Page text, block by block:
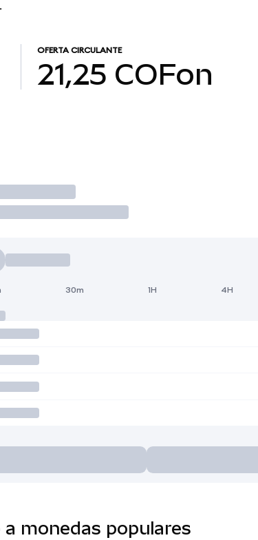
OFERTA CIRCULANTE
21,25 COFon
30m 1H 4H
monedas populares